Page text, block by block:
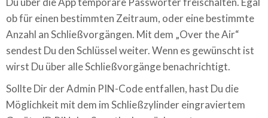
ob für einen bestimmten Zeitraum, oder eine bestimmte
Anzahl an Schließvorgängen. Mit dem „Over the Air“
sendest Du den Schlüssel weiter. Wenn es gewünscht ist
wirst Du über alle Schließvorgänge benachrichtigt.
Sollte Dir der Admin PIN-Code entfallen, hast Du die
Möglichkeit mit dem im Schließzylinder eingraviertem